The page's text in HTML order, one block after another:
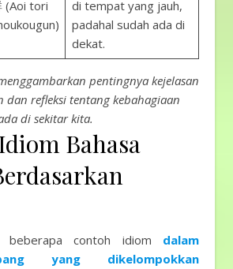
(Aoi tori
di tempat yang jauh,
padahal sudah ada di
dekat.
pentingnya kejelasan
dan refleksi tentang kebahagiaan
di sekitar kita.
Bahasa
beberapa contoh idiom dalam
yang dikelompokkan